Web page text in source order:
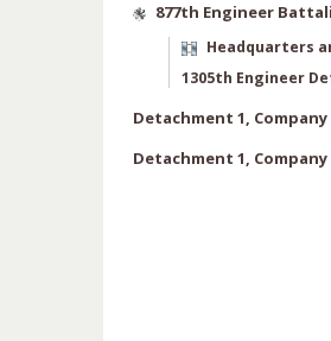
877th Engineer
Headquarters
1305th Engineer
Detachment 1,
Detachment 1,